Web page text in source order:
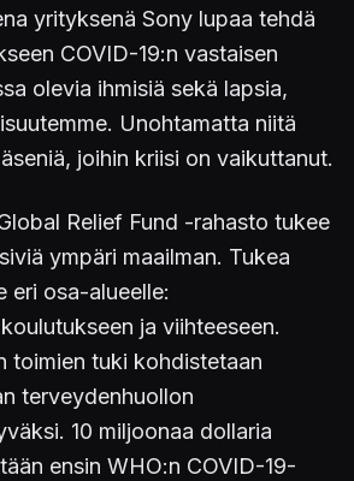
yrityksenä Sony lupaa tehdä
COVID-19:n vastaisen
olevia ihmisiä sekä lapsia,
Unohtamatta niitä
joihin kriisi on vaikuttanut.
Relief Fund -rahasto tukee
ympäri maailman. Tukea
eri osa-alueelle:
ja viihteeseen.
toimien tuki kohdistetaan
terveydenhuollon
10 miljoonaa dollaria
ensin WHO:n COVID-19-